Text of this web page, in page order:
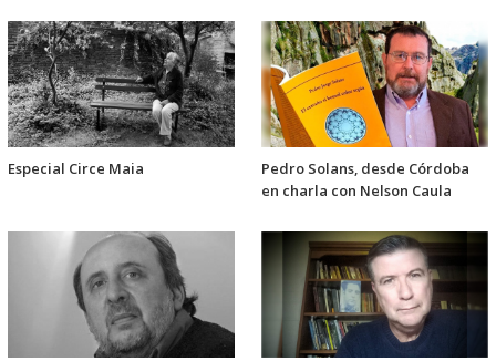
Especial Circe Maia
Pedro Solans, desde Córdoba
en charla con Nelson Caula